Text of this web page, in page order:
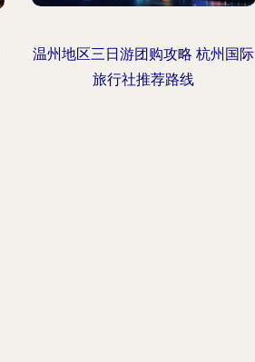
温州地区三日游团购攻略 杭州国际
旅行社推荐路线